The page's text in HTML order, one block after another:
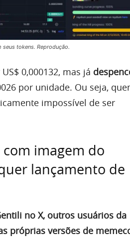
tokens. Reprodução.
0,000132, mas já
por unidade. Ou seja,
impossível de ser
imagem do
lançamento de
no X, outros usuários da
próprias versões de